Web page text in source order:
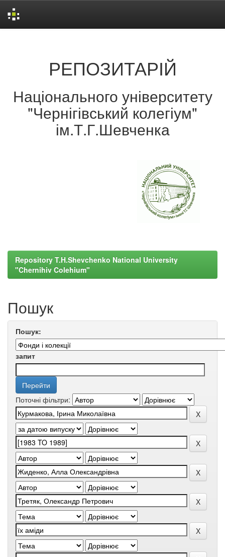
РЕПОЗИТАРІЙ
Національного університету
"Чернігівський колегіум"
ім.Т.Г.Шевченка
Repository T.H.Shevchenko National University
"Chernihiv Colehium"
Пошук
Пошук:
запит
Поточні фільтри: